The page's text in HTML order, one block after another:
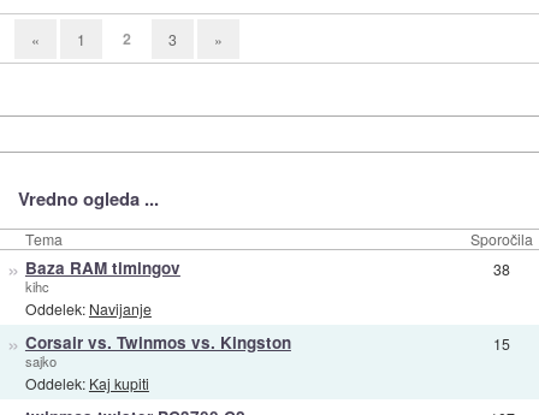
« 1 2 3 »
Vredno ogleda ...
Tema Sporočila
» Baza RAM timingov
kihc
Oddelek: Navijanje
38
» Corsair vs. Twinmos vs. Kingston
sajko
Oddelek: Kaj kupiti
15